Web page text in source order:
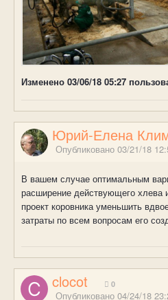
Изменено 03/06/18 05:27
Юрий-Елена
Опубликовано 03/21/18
В вашем случае оптимальным
расширение действующего хлева
проект коровника уменьшить
затраты по всем вопросам его
clocot 0
Опубликовано 04/24/18